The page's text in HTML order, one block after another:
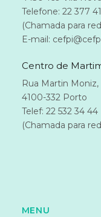
Telefone: 22 377
(Chamada para
E-mail:
Centro de
Rua Martin Moniz,
4100-332 Porto
Telef: 22 532 34 44
(Chamada para
MENU